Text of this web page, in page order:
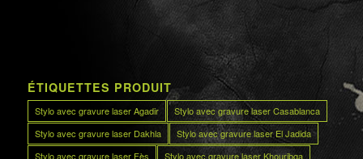
ÉTIQUETTES PRODUIT
Stylo avec gravure laser Agadir
Stylo avec gravure laser Casablanca
Stylo avec gravure laser Dakhla
Stylo avec gravure laser El Jadida
Stylo avec gravure laser Fès
Stylo avec gravure laser Khouribga